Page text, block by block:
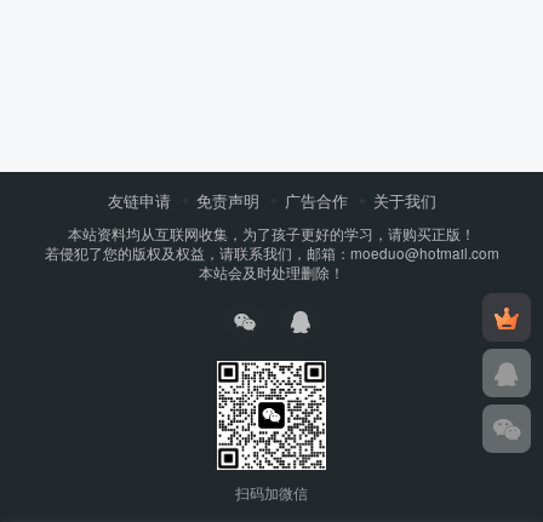
友链申请 免责声明 广告合作 关于我们
本站资料均从互联网收集，为了孩子更好的学习，请购买正版！
若侵犯了您的版权及权益，请联系我们，邮箱：moeduo@hotmail.com
本站会及时处理删除！
扫码加微信